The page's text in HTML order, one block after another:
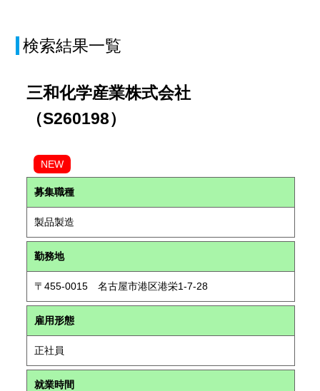
検索結果一覧
三和化学産業株式会社
（S260198）
NEW
募集職種
製品製造
勤務地
〒455-0015 名古屋市港区港栄1-7-28
雇用形態
正社員
就業時間